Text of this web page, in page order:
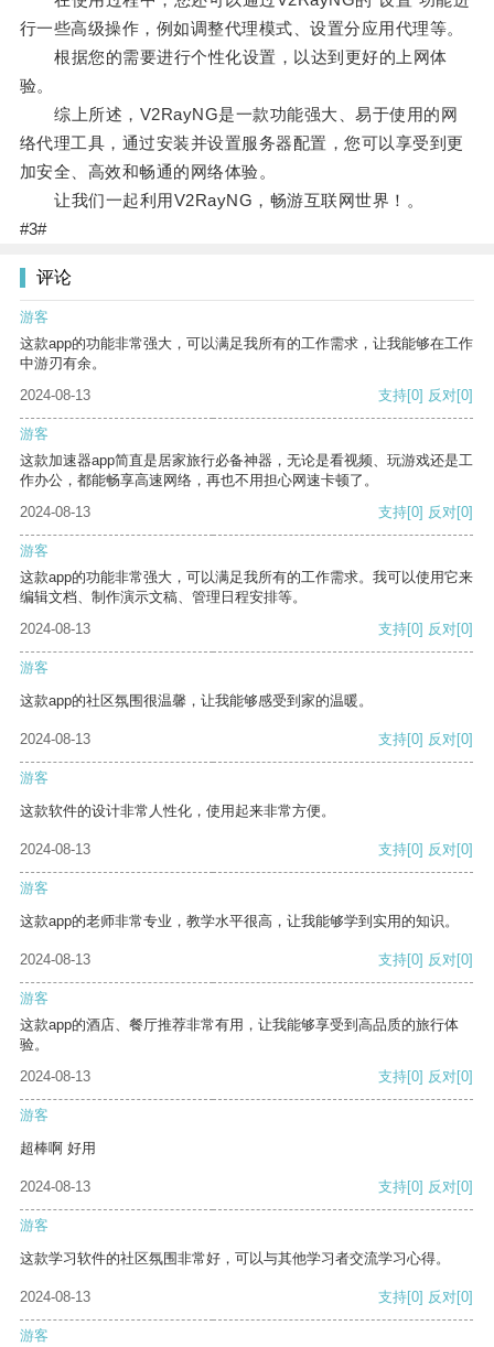
行一些高级操作，例如调整代理模式、设置分应用代理等。
根据您的需要进行个性化设置，以达到更好的上网体
验。
综上所述，V2RayNG是一款功能强大、易于使用的网
络代理工具，通过安装并设置服务器配置，您可以享受到更
加安全、高效和畅通的网络体验。
让我们一起利用V2RayNG，畅游互联网世界！。
#3#
评论
游客
这款app的功能非常强大，可以满足我所有的工作需求，让我能够在工作
中游刃有余。
2024-08-13
支持[0] 反对[0]
游客
这款加速器app简直是居家旅行必备神器，无论是看视频、玩游戏还是工
作办公，都能畅享高速网络，再也不用担心网速卡顿了。
2024-08-13
支持[0] 反对[0]
游客
这款app的功能非常强大，可以满足我所有的工作需求。我可以使用它来
编辑文档、制作演示文稿、管理日程安排等。
2024-08-13
支持[0] 反对[0]
游客
这款app的社区氛围很温馨，让我能够感受到家的温暖。
2024-08-13 支持[0] 反对[0]
游客
这款软件的设计非常人性化，使用起来非常方便。
2024-08-13 支持[0] 反对[0]
游客
这款app的老师非常专业，教学水平很高，让我能够学到实用的知识。
2024-08-13 支持[0] 反对[0]
游客
这款app的酒店、餐厅推荐非常有用，让我能够享受到高品质的旅行体
验。
2024-08-13
支持[0] 反对[0]
游客
超棒啊 好用
2024-08-13 支持[0] 反对[0]
游客
这款学习软件的社区氛围非常好，可以与其他学习者交流学习心得。
2024-08-13 支持[0] 反对[0]
游客